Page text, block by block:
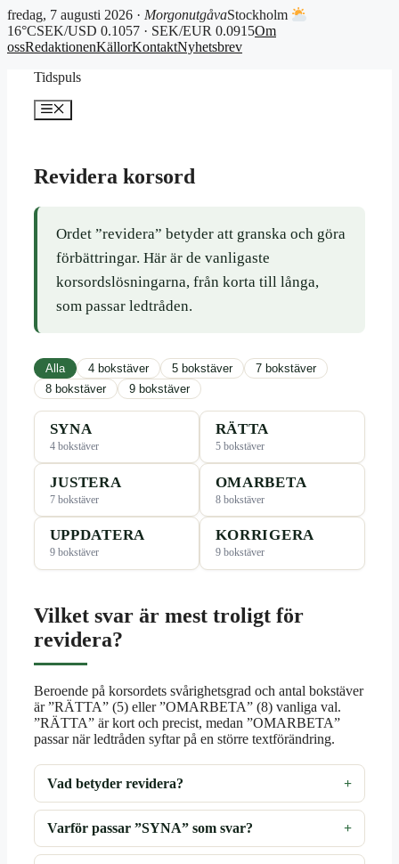
fredag, 7 augusti 2026 · MorgonutgåvaStockholm
16°CSEK/USD 0.1057 · SEK/EUR 0.0915Om
ossRedaktionenKällorKontaktNyhetsbrev
Tidspuls
Meny
Revidera korsord
Ordet ”revidera” betyder att granska och göra
förbättringar. Här är de vanligaste
korsordslösningarna, från korta till långa,
som passar ledtråden.
Alla 4 bokstäver 5 bokstäver
7 bokstäver
8 bokstäver
9 bokstäver
SYNA
4 bokstäver
RÄTTA
5 bokstäver
JUSTERA
7 bokstäver
OMARBETA
8 bokstäver
UPPDATERA
9 bokstäver
KORRIGERA
9 bokstäver
Vilket svar är mest troligt för
revidera?
Beroende på korsordets svårighetsgrad och antal bokstäver
är ”RÄTTA” (5) eller ”OMARBETA” (8) vanliga val.
”RÄTTA” är kort och precist, medan ”OMARBETA”
passar när ledtråden syftar på en större textförändring.
Vad betyder revidera?
Varför passar ”SYNA” som svar?